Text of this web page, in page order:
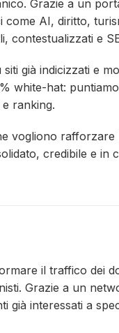
Grazie a un
come AI, diritto,
contestualizzati e
già indicizzati e
white-hat:
ranking.
vogliono
credibile e in
il traffico dei
Grazie a un
già interessati a